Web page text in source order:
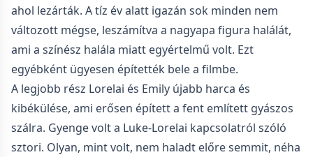
ahol lezárták. A tíz év alatt igazán sok minden nem
változott mégse, leszámítva a nagyapa figura halálát,
ami a színész halála miatt egyértelmű volt. Ezt
egyébként ügyesen építették bele a filmbe.
A legjobb rész Lorelai és Emily újabb harca és
kibékülése, ami erősen épített a fent említett gyászos
szálra. Gyenge volt a Luke-Lorelai kapcsolatról szóló
sztori. Olyan, mint volt, nem haladt előre semmit, néha